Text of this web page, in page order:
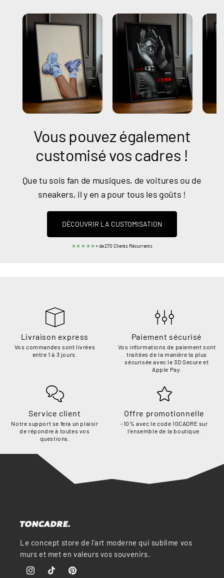
Vous pouvez également
customisé vos cadres !
Que tu sois fan de musiques, de voitures ou de
sneakers, il y en a pour tous les goûts !
DÉCOUVRIR LA CUSTOMISATION
★★★★★+ de 270 Clients Récurrents
Livraison express
Vos commandes sont livrées
entre 1 à 3 jours.
Paiement sécurisé
Vos informations de paiement sont
traitées de la manière la plus
sécurisée avec le 3D Secure et
Apple Pay.
Service client
Notre support se fera un plaisir
de répondre à toutes vos
questions.
Offre promotionnelle
-10% avec le code 10CADRE sur
l'ensemble de la boutique.
Le concept store de l'art moderne qui sublime vos
murs et met en valeurs vos souvenirs.
InstagramTikTok Pinterest